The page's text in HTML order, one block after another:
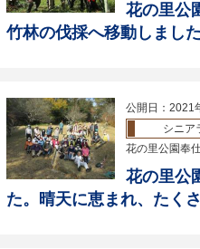
花の里公
竹林の伐採へ移動しました
公開日：2021
シニア
花の里公園奉
花の里公
た。晴天に恵まれ、たく